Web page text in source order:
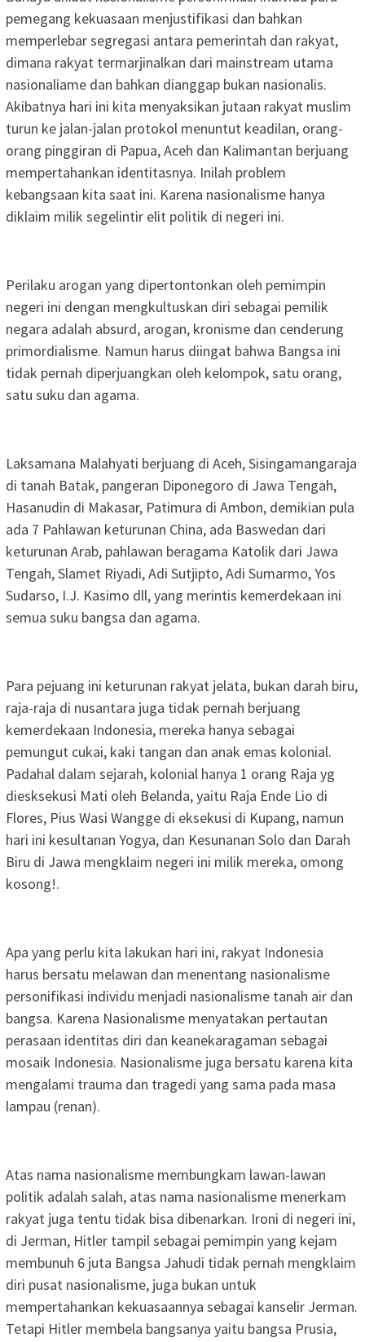
pemegang kekuasaan menjustifikasi dan bahkan
memperlebar segregasi antara pemerintah dan rakyat,
dimana rakyat termarjinalkan dari mainstream utama
nasionaliame dan bahkan dianggap bukan nasionalis.
Akibatnya hari ini kita menyaksikan jutaan rakyat muslim
turun ke jalan-jalan protokol menuntut keadilan, orang-
orang pinggiran di Papua, Aceh dan Kalimantan berjuang
mempertahankan identitasnya. Inilah problem
kebangsaan kita saat ini. Karena nasionalisme hanya
diklaim milik segelintir elit politik di negeri ini.
Perilaku arogan yang dipertontonkan oleh pemimpin
negeri ini dengan mengkultuskan diri sebagai pemilik
negara adalah absurd, arogan, kronisme dan cenderung
primordialisme. Namun harus diingat bahwa Bangsa ini
tidak pernah diperjuangkan oleh kelompok, satu orang,
satu suku dan agama.
Laksamana Malahyati berjuang di Aceh, Sisingamangaraja
di tanah Batak, pangeran Diponegoro di Jawa Tengah,
Hasanudin di Makasar, Patimura di Ambon, demikian pula
ada 7 Pahlawan keturunan China, ada Baswedan dari
keturunan Arab, pahlawan beragama Katolik dari Jawa
Tengah, Slamet Riyadi, Adi Sutjipto, Adi Sumarmo, Yos
Sudarso, I.J. Kasimo dll, yang merintis kemerdekaan ini
semua suku bangsa dan agama.
Para pejuang ini keturunan rakyat jelata, bukan darah biru,
raja-raja di nusantara juga tidak pernah berjuang
kemerdekaan Indonesia, mereka hanya sebagai
pemungut cukai, kaki tangan dan anak emas kolonial.
Padahal dalam sejarah, kolonial hanya 1 orang Raja yg
diesksekusi Mati oleh Belanda, yaitu Raja Ende Lio di
Flores, Pius Wasi Wangge di eksekusi di Kupang, namun
hari ini kesultanan Yogya, dan Kesunanan Solo dan Darah
Biru di Jawa mengklaim negeri ini milik mereka, omong
kosong!.
Apa yang perlu kita lakukan hari ini, rakyat Indonesia
harus bersatu melawan dan menentang nasionalisme
personifikasi individu menjadi nasionalisme tanah air dan
bangsa. Karena Nasionalisme menyatakan pertautan
perasaan identitas diri dan keanekaragaman sebagai
mosaik Indonesia. Nasionalisme juga bersatu karena kita
mengalami trauma dan tragedi yang sama pada masa
lampau (renan).
Atas nama nasionalisme membungkam lawan-lawan
politik adalah salah, atas nama nasionalisme menerkam
rakyat juga tentu tidak bisa dibenarkan. Ironi di negeri ini,
di Jerman, Hitler tampil sebagai pemimpin yang kejam
membunuh 6 juta Bangsa Jahudi tidak pernah mengklaim
diri pusat nasionalisme, juga bukan untuk
mempertahankan kekuasaannya sebagai kanselir Jerman.
Tetapi Hitler membela bangsanya yaitu bangsa Prusia,